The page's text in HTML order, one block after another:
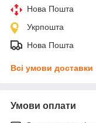
Нова Пошта
Укрпошта
Нова Пошта
Всі умови доставки
Умови оплати